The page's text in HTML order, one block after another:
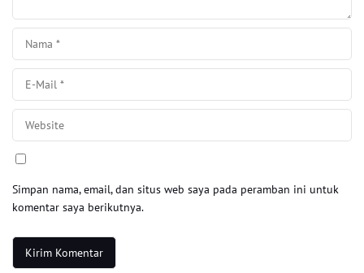
Simpan nama, email, dan situs web saya pada peramban ini untuk
komentar saya berikutnya.